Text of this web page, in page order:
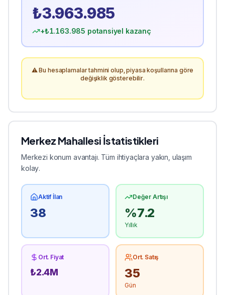
₺3.963.985
+₺1.163.985 potansiyel kazanç
⚠️ Bu hesaplamalar tahmini olup, piyasa koşullarına göre
değişiklik gösterebilir.
Merkez Mahallesi İstatistikleri
Merkezi konum avantajı. Tüm ihtiyaçlara yakın, ulaşım
kolay.
Aktif İlan
38
Değer Artışı
%7.2
Yıllık
Ort. Fiyat
₺2.4M
Ort. Satış
35
Gün